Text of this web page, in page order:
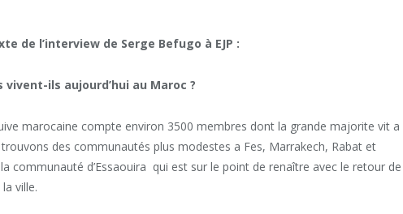
de l’interview de Serge Befugo à EJP :
vivent-ils aujourd’hui au Maroc ?
marocaine compte environ 3500 membres dont la grande majorite vit a
trouvons des communautés plus modestes a Fes, Marrakech, Rabat et
communauté d’Essaouira qui est sur le point de renaître avec le retour de
ville.